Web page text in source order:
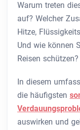
Warum treten
auf? Welcher
Hitze,
Und wie können
Reisen schützen?
In diesem
die häufigsten
auswirken und